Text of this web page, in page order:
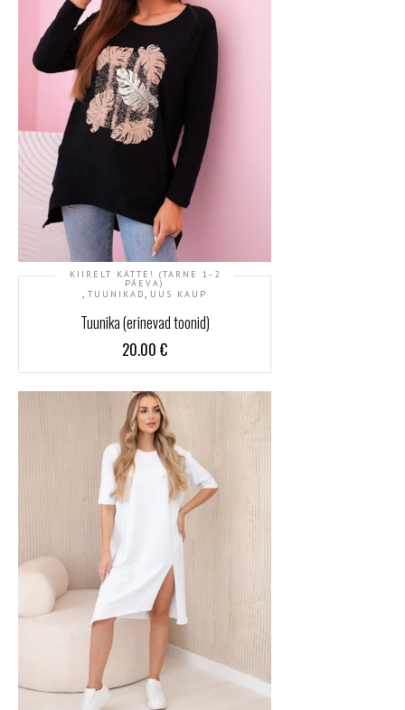
KIIRELT KÄTTE! (TARNE 1-2
PÄEVA)
, TUUNIKAD, UUS KAUP
Tuunika (erinevad toonid)
20.00 €